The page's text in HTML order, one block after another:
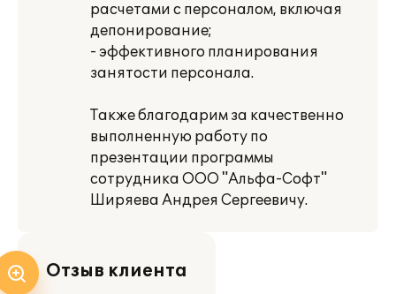
расчетами с персоналом, включая
депонирование;
- эффективного планирования
занятости персонала.
Также благодарим за качественно
выполненную работу по
презентации программы
сотрудника ООО "Альфа-Софт"
Ширяева Андрея Сергеевичу.
Отзыв клиента